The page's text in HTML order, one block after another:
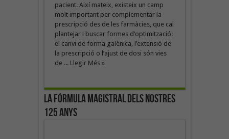
pacient. Així mateix, existeix un camp
molt important per complementar la
prescripció des de les farmàcies, que cal
plantejar i buscar formes d’optimització:
el canvi de forma galènica, l’extensió de
la prescripció o l’ajust de dosi són vies
de ... Llegir Més »
La fórmula magistral dels nostres
125 anys